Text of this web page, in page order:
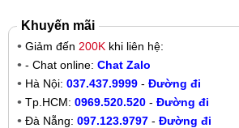
Khuyến mãi
Giảm đến 200K khi liên hệ:
- Chat online: Chat Zalo
Hà Nội: 037.437.9999 - Đường đi
Tp.HCM: 0969.520.520 - Đường đi
Đà Nẵng: 097.123.9797 - Đường đi